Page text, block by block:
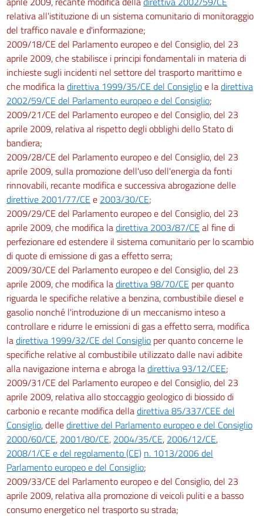
relativa all'istituzione di un sistema comunitario di monitoraggio
del traffico navale e d'informazione;
2009/18/CE del Parlamento europeo e del Consiglio, del 23
aprile 2009, che stabilisce i principi fondamentali in materia di
inchieste sugli incidenti nel settore del trasporto marittimo e
che modifica ladirettiva 1999/35/CE del Consiglioe ladirettiva
2002/59/CE del Parlamento europeo e del Consiglio;
2009/21/CE del Parlamento europeo e del Consiglio, del 23
aprile 2009, relativa al rispetto degli obblighi dello Stato di
bandiera;
2009/28/CE del Parlamento europeo e del Consiglio, del 23
aprile 2009, sulla promozione dell'uso dell'energia da fonti
rinnovabili, recante modifica e successiva abrogazione delle
direttive 2001/77/CE e 2003/30/CE;
2009/29/CE del Parlamento europeo e del Consiglio, del 23
aprile 2009, che modifica ladirettiva 2003/87/CE al fine di
perfezionare ed estendere il sistema comunitario per lo scambio
di quote di emissione di gas a effetto serra;
2009/30/CE del Parlamento europeo e del Consiglio, del 23
aprile 2009, che modifica ladirettiva 98/70/CE per quanto
riguarda le specifiche relative a benzina, combustibile diesel e
gasolio nonché l'introduzione di un meccanismo inteso a
controllare e ridurre le emissioni di gas a effetto serra, modifica
ladirettiva 1999/32/CE del Consiglio per quanto concerne le
specifiche relative al combustibile utilizzato dalle navi adibite
alla navigazione interna e abroga ladirettiva 93/12/CEE;
2009/31/CE del Parlamento europeo e del Consiglio, del 23
aprile 2009, relativa allo stoccaggio geologico di biossido di
carbonio e recante modifica delladirettiva 85/337/CEE del
Consiglio, delledirettive del Parlamento europeo e del Consiglio
2000/60/CE, 2001/80/CE, 2004/35/CE, 2006/12/CE,
2008/1/CE e del regolamento (CE) n. 1013/2006 del
Parlamento europeo e del Consiglio;
2009/33/CE del Parlamento europeo e del Consiglio, del 23
aprile 2009, relativa alla promozione di veicoli puliti e a basso
consumo energetico nel trasporto su strada;